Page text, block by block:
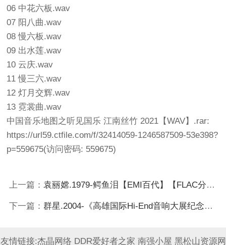
06 中花六板.wav
07 阳八曲.wav
08 慢六板.wav
09 出水莲.wav
10 云庆.wav
11 慢三六.wav
12 灯月交辉.wav
13 霓裳曲.wav
中国音乐地图之听见国乐 江南丝竹 2021【WAV】.rar:
https://url59.ctfile.com/f/32414059-1246587509-53e398?
p=559675(访问密码: 559675)
上一篇： 袁丽嫦.1979-鳄鱼泪【EMI百代】【FLAC分轨】
下一篇： 群星.2004-《高雄国际Hi-End音响大展纪念发烧金碟》[WAV分轨]
友情链接:杰晶网络 DDR爱好者之家 南强小屋 黑松山资源网